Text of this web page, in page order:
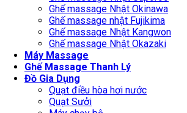
Ghế massage Nhật Okinawa
Ghế massage nhật Fujikima
Ghế massage Nhật Kangwon
Ghế massage Nhật Okazaki
Máy Massage
Ghế Massage Thanh Lý
Đồ Gia Dụng
Quạt điều hòa hơi nước
Quạt Sưởi